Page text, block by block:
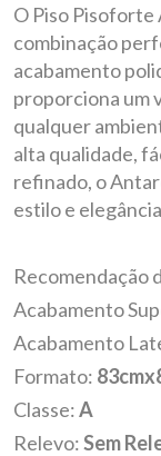
O Piso
combinação
acabamento
proporciona um
qualquer
alta qualidade,
refinado, o
estilo e
Recomendação
Acabamento
Acabamento
Formato:
Classe:A
Relevo:Sem